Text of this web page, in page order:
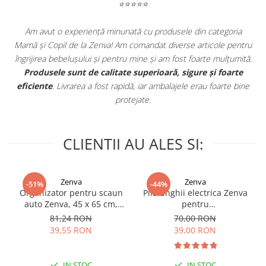
Extract • Pinus pinaster Bark/Bud Extract •
Schisandra chinensis Fruit Extract • Tetrasodium
Glutamate Diacetate • Diglycerin • Glycerin •
Caprylic/Capric Triglyceride • Sodium Hydroxide •
Sodium Benzoate • Potassium Sorbate • Parfum
Zona de aplicare:
Față - Corp
Tip de piele:
Pielea foarte sensibilă la soare și predispusă
⭐⭐⭐⭐⭐
Am avut o experiență minunată cu produsele din categoria
Mamă și Copil de la Zenva! Am comandat diverse articole pentru
îngrijirea bebelușului și pentru mine și am fost foarte mulțumită.
Produsele sunt de calitate superioară, sigure și foarte
eficiente. Livrarea a fost rapidă, iar ambalajele erau foarte bine
protejate.
CLIENTII AU ALES SI:
-51% Zenva
Organizator pentru scaun
auto Zenva, 45 x 65 cm,
Suport Tableta,
Impermeabil, Negru,
Protectie Scaun Auto,
81,24 RON
39,55 RON
-44% Zenva
Pila unghii electrica Zenva
pentru
bebelusi/copii/adulti, 6
capete de schimb, verde
70,00 RON
39,00 RON